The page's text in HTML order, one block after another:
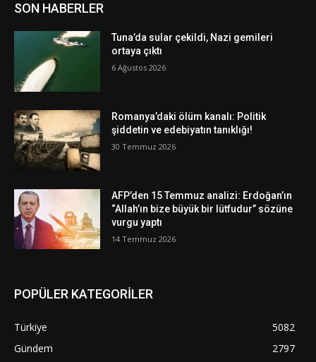
SON HABERLER
Tuna’da sular çekildi, Nazi gemileri
ortaya çıktı
6 Ağustos 2026
Romanya’daki ölüm kanalı: Politik
şiddetin ve edebiyatın tanıklığı!
30 Temmuz 2026
AFP’den 15 Temmuz analizi: Erdoğan’ın
“Allah’ın bize büyük bir lütfudur” sözüne
vurgu yaptı
14 Temmuz 2026
POPÜLER KATEGORİLER
Türkiye
5082
Gündem
2797